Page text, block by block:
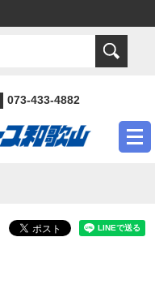
073-433-4882